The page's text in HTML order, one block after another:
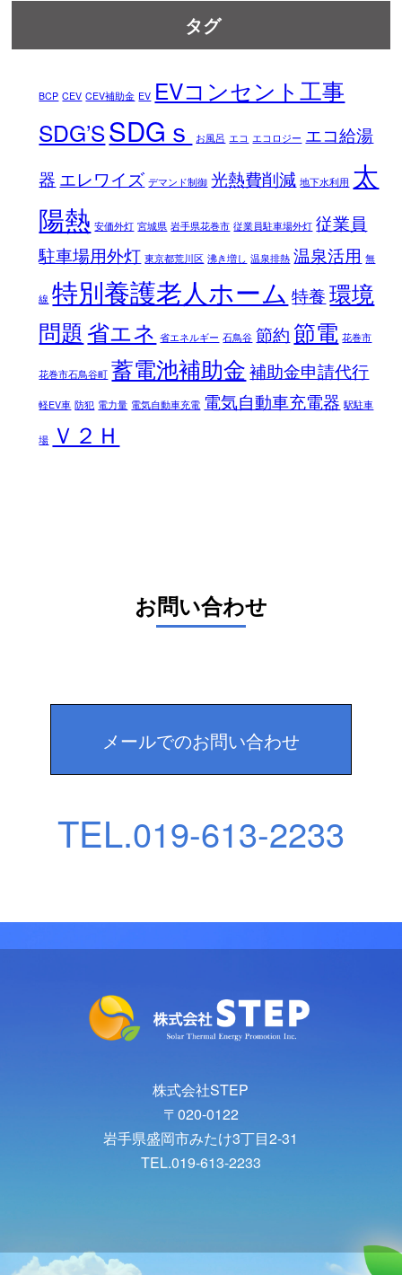
タグ
BCP CEV CEV補助金 EV EVコンセント工事
SDG’SSDGｓ お風呂 エコ エコロジー エコ給湯
器 エレワイズ デマンド制御 光熱費削減 地下水利用 太
陽熱 安価外灯 宮城県 岩手県花巻市 従業員駐車場外灯 従業員
駐車場用外灯 東京都荒川区 沸き増し 温泉排熱 温泉活用 無
線 特別養護老人ホーム 特養 環境
問題 省エネ 省エネルギー 石鳥谷 節約 節電 花巻市
花巻市石鳥谷町 蓄電池補助金 補助金申請代行
軽EV車 防犯 電力量 電気自動車充電 電気自動車充電器 駅駐車
場 Ｖ２Ｈ
お問い合わせ
メールでのお問い合わせ
TEL.019-613-2233
株式会社STEP
〒020-0122
岩手県盛岡市みたけ3丁目2-31
TEL.019-613-2233